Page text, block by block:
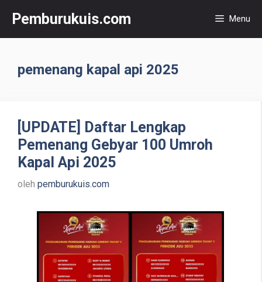
Pemburukuis.com Menu
pemenang kapal api 2025
[UPDATE] Daftar Lengkap
Pemenang Gebyar 100 Umroh
Kapal Api 2025
oleh pemburukuis.com